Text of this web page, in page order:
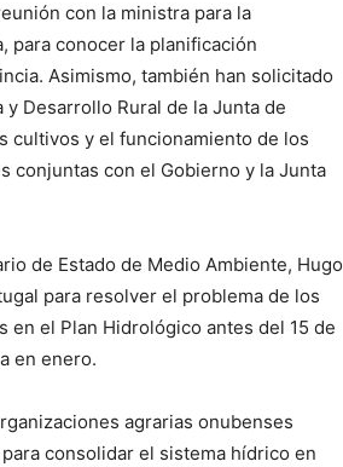
con la ministra para la
para conocer la planificación
Asimismo, también han solicitado
Desarrollo Rural de la Junta de
cultivos y el funcionamiento de los
conjuntas con el Gobierno y la Junta
de Estado de Medio Ambiente, Hugo
para resolver el problema de los
en el Plan Hidrológico antes del 15 de
en enero.
agrarias onubenses
consolidar el sistema hídrico en